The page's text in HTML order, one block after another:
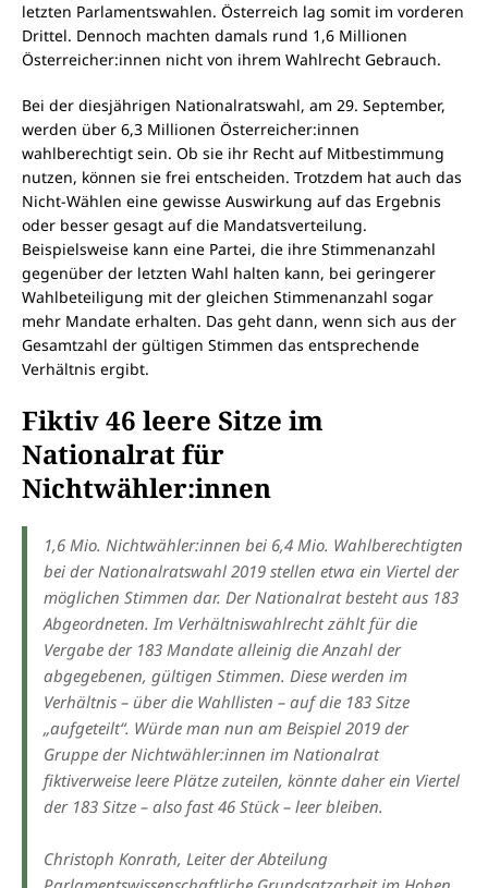
letzten Parlamentswahlen. Österreich lag somit im vorderen
Drittel. Dennoch machten damals rund 1,6 Millionen
Österreicher:innen nicht von ihrem Wahlrecht Gebrauch.
Bei der diesjährigen Nationalratswahl, am 29. September,
werden über 6,3 Millionen Österreicher:innen
wahlberechtigt sein. Ob sie ihr Recht auf Mitbestimmung
nutzen, können sie frei entscheiden. Trotzdem hat auch das
Nicht-Wählen eine gewisse Auswirkung auf das Ergebnis
oder besser gesagt auf die Mandatsverteilung.
Beispielsweise kann eine Partei, die ihre Stimmenanzahl
gegenüber der letzten Wahl halten kann, bei geringerer
Wahlbeteiligung mit der gleichen Stimmenanzahl sogar
mehr Mandate erhalten. Das geht dann, wenn sich aus der
Gesamtzahl der gültigen Stimmen das entsprechende
Verhältnis ergibt.
Fiktiv 46 leere Sitze im
Nationalrat für
Nichtwähler:innen
1,6 Mio. Nichtwähler:innen bei 6,4 Mio. Wahlberechtigten
bei der Nationalratswahl 2019 stellen etwa ein Viertel der
möglichen Stimmen dar. Der Nationalrat besteht aus 183
Abgeordneten. Im Verhältniswahlrecht zählt für die
Vergabe der 183 Mandate alleinig die Anzahl der
abgegebenen, gültigen Stimmen. Diese werden im
Verhältnis – über die Wahllisten – auf die 183 Sitze
„aufgeteilt“. Würde man nun am Beispiel 2019 der
Gruppe der Nichtwähler:innen im Nationalrat
fiktiverweise leere Plätze zuteilen, könnte daher ein Viertel
der 183 Sitze – also fast 46 Stück – leer bleiben.
Christoph Konrath, Leiter der Abteilung